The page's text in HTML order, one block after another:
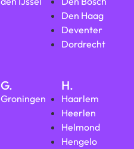
Den Haag
Deventer
Dordrecht
G.
Groningen
H.
Haarlem
Heerlen
Helmond
Hengelo